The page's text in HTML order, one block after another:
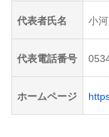
代表者氏名 小
代表電話番号
ホームページ